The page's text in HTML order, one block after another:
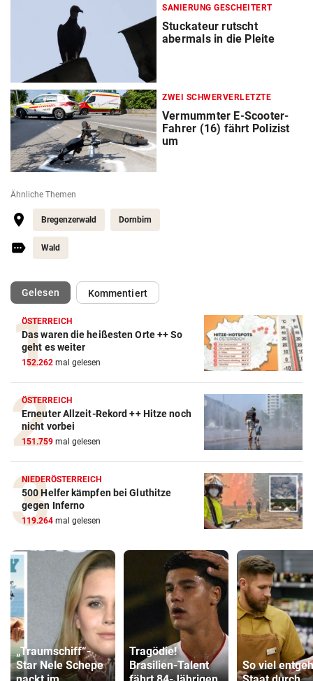
SANIERUNG GESCHEITERT
Stuckateur rutscht
abermals in die Pleite
ZWEI SCHWERVERLETZTE
Vermummter E-Scooter-
Fahrer (16) fährt Polizist
um
Ähnliche Themen
Bregenzerwald Dornbirn
Wald
Gelesen(ausgewählt)Kommentiert
ÖSTERREICH
Das waren die heißesten Orte ++ So
geht es weiter
152.262 mal gelesen
ÖSTERREICH
Erneuter Allzeit-Rekord ++ Hitze noch
nicht vorbei
151.759 mal gelesen
NIEDERÖSTERREICH
500 Helfer kämpfen bei Gluthitze
gegen Inferno
119.264 mal gelesen
„Traumschiff“-
Star Nele Schepe
Tragödie!
Brasilien-Talent
So viel